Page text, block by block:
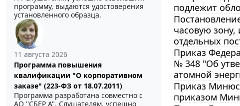
программу, выдаются удостоверения
установленного образца.
11 августа 2026
Программа повышения
квалификации "О корпоративном
заказе" (223-ФЗ от 18.07.2011)
Программа разработана совместно с
АО ''СБЕР А". Слушателям, успешно
подлежит
часовую
отдельных
Приказ
№ 348 "Об
атомной
Приказ
приказом